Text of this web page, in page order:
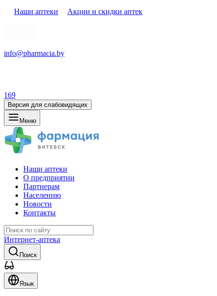
Наши аптеки Акции и скидки аптек
info@pharmacia.by
169
Версия для слабовидящих
Меню
Наши аптеки
О предприятии
Партнерам
Населению
Новости
Контакты
Интернет-аптека
Поиск
Язык